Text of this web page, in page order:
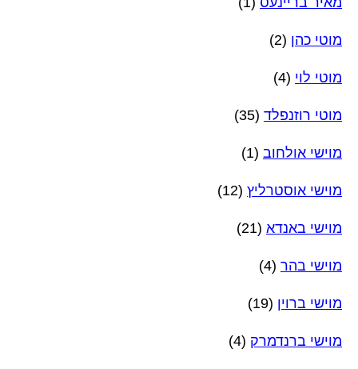
מוטי כהן (2)
מוטי לוי (4)
מוטי רוזנפלד (35)
מוישי אולחוב (1)
מוישי אוסטרליץ (12)
מוישי באנדא (21)
מוישי בהר (4)
מוישי ברוין (19)
מוישי ברנדמרק (4)